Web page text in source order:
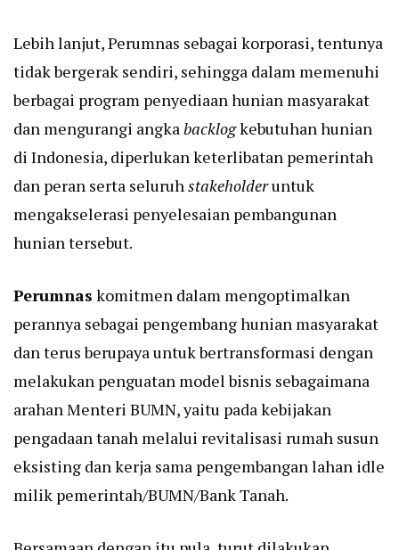
Lebih lanjut, Perumnas sebagai korporasi, tentunya
tidak bergerak sendiri, sehingga dalam memenuhi
berbagai program penyediaan hunian masyarakat
dan mengurangi angkabacklogkebutuhan hunian
di Indonesia, diperlukan keterlibatan pemerintah
dan peran serta seluruhstakeholderuntuk
mengakselerasi penyelesaian pembangunan
hunian tersebut.
Perumnas komitmen dalam mengoptimalkan
perannya sebagai pengembang hunian masyarakat
dan terus berupaya untuk bertransformasi dengan
melakukan penguatan model bisnis sebagaimana
arahan Menteri BUMN, yaitu pada kebijakan
pengadaan tanah melalui revitalisasi rumah susun
eksisting dan kerja sama pengembangan lahan idle
milik pemerintah/BUMN/Bank Tanah.